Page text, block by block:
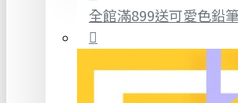
全館滿899送可愛色鉛